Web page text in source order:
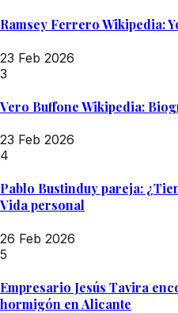
Ramsey Ferrero Wikipedia:
23 Feb 2026
3
Vero Buffone Wikipedia:
23 Feb 2026
4
Pablo Bustinduy pareja:
Vida personal
26 Feb 2026
5
Empresario Jesús Tavira
hormigón en Alicante